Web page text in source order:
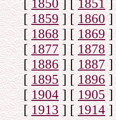
[1850] [1851]
[1859] [1860]
[1868] [1869]
[1877] [1878]
[1886] [1887]
[1895] [1896]
[1904] [1905]
[1913] [1914]